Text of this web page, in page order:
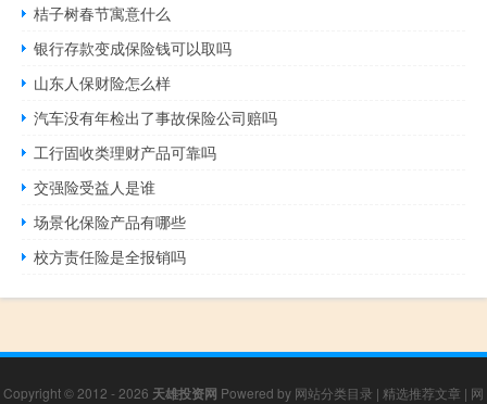
桔子树春节寓意什么
银行存款变成保险钱可以取吗
山东人保财险怎么样
汽车没有年检出了事故保险公司赔吗
工行固收类理财产品可靠吗
交强险受益人是谁
场景化保险产品有哪些
校方责任险是全报销吗
Copyright © 2012 - 2026 天雄投资网 Powered by 网站分类目录 | 精选推荐文章 | 网